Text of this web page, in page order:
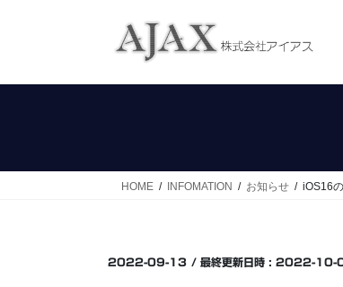
HOME INFOMATION お知らせ iOS16
2022-09-13 / 最終更新日時 : 2022-10-